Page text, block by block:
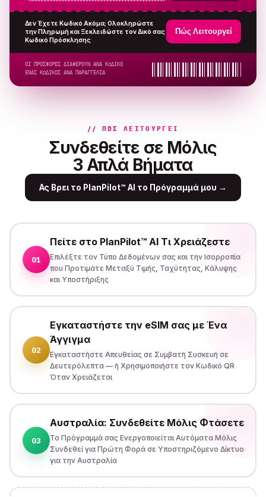
Δεν Έχετε Κωδικό Ακόμα; Ολοκληρώστε
την Πληρωμή και Ξεκλειδώστε τον Δικό σας
Κωδικό Πρόσκλησης
Πώς Λειτουργεί
ΟΙ ΠΡΟΣΦΟΡΕΣ ΔΙΑΦΕΡΟΥΝ ΑΝΑ ΚΩΔΙΚΟ
ΕΝΑΣ ΚΩΔΙΚΟΣ ΑΝΑ ΠΑΡΑΓΓΕΛΙΑ
// ΠΏΣ ΛΕΙΤΟΥΡΓΕΊ
Συνδεθείτε σε Μόλις
3 Απλά Βήματα
Ας Βρει το PlanPilot™ AI το Πρόγραμμά μου →
01
Πείτε στο PlanPilot™ AI Τι Χρειάζεστε
Επιλέξτε τον Τύπο Δεδομένων σας και την Ισορροπία
που Προτιμάτε Μεταξύ Τιμής, Ταχύτητας, Κάλυψης
και Υποστήριξης
02
Εγκαταστήστε την eSIM σας με Ένα
Άγγιγμα
Εγκαταστήστε Απευθείας σε Συμβατή Συσκευή σε
Δευτερόλεπτα — ή Χρησιμοποιήστε τον Κωδικό QR
Όταν Χρειάζεται
03
Αυστραλία: Συνδεθείτε Μόλις Φτάσετε
Το Πρόγραμμά σας Ενεργοποιείται Αυτόματα Μόλις
Συνδεθεί για Πρώτη Φορά σε Υποστηριζόμενο Δίκτυο
για την Αυστραλία